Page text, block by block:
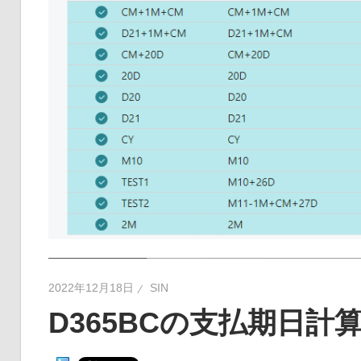
2022年12月18日 SIN
D365BCの支払期日計